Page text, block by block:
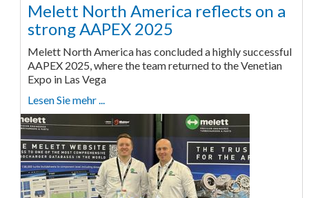
Melett North America reflects on a
strong AAPEX 2025
Melett North America has concluded a highly successful
AAPEX 2025, where the team returned to the Venetian
Expo in Las Vega
Lesen Sie mehr ...